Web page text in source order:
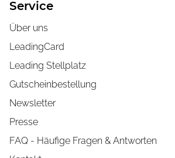
Service
Über uns
LeadingCard
Leading Stellplatz
Gutscheinbestellung
Newsletter
Presse
FAQ - Häufige Fragen & Antworten